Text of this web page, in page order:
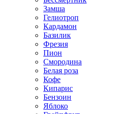
Замша
Гелиотроп
Кардамон
Базилик
Фрезия
Пион
Смородина
Белая роза
Кофе
Кипарис
Бензоин
Яблоко